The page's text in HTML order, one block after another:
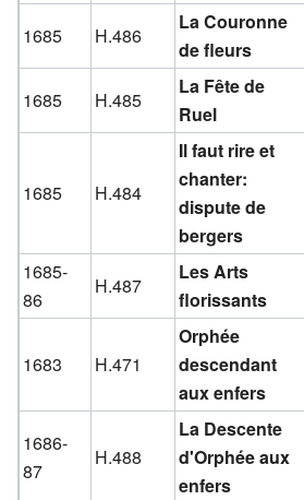
1685 H.486
La Couronne
de fleurs
1685
H.485
La Fête de
Ruel
1685 H.484
Il faut rire et
chanter:
dispute de
bergers
1685-
86
H.487
Les Arts
florissants
1683 H.471
Orphée
descendant
aux enfers
1686-
87
H.488
La Descente
d'Orphée aux
enfers